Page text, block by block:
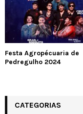
Festa Agropécuaria de
Pedregulho 2024
CATEGORIAS